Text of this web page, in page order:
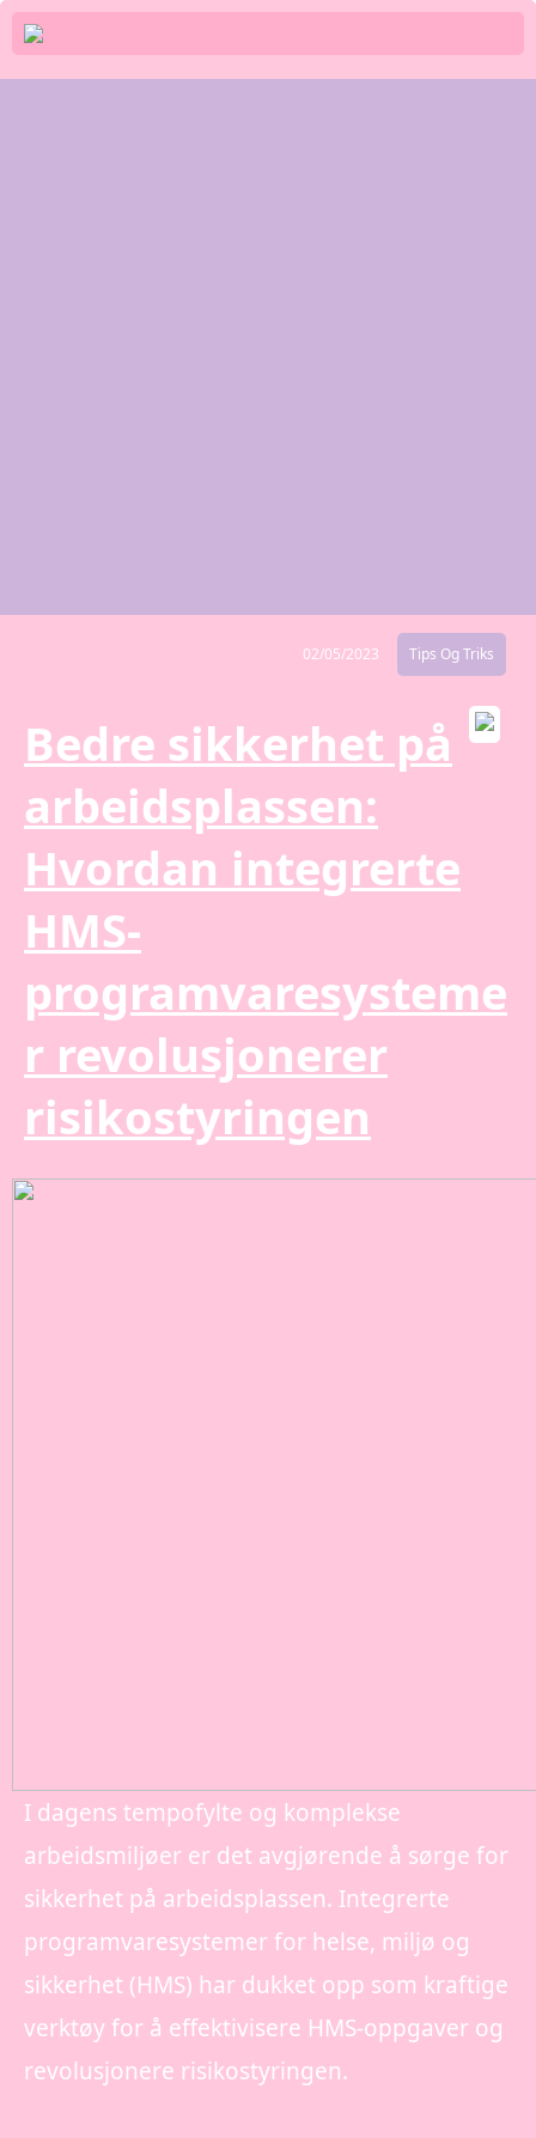
02/05/2023 Tips Og Triks
Bedre sikkerhet på
arbeidsplassen:
Hvordan integrerte
HMS-
programvaresysteme
r revolusjonerer
risikostyringen
I dagens tempofylte og komplekse
arbeidsmiljøer er det avgjørende å sørge for
sikkerhet på arbeidsplassen. Integrerte
programvaresystemer for helse, miljø og
sikkerhet (HMS) har dukket opp som kraftige
verktøy for å effektivisere HMS-oppgaver og
revolusjonere risikostyringen.